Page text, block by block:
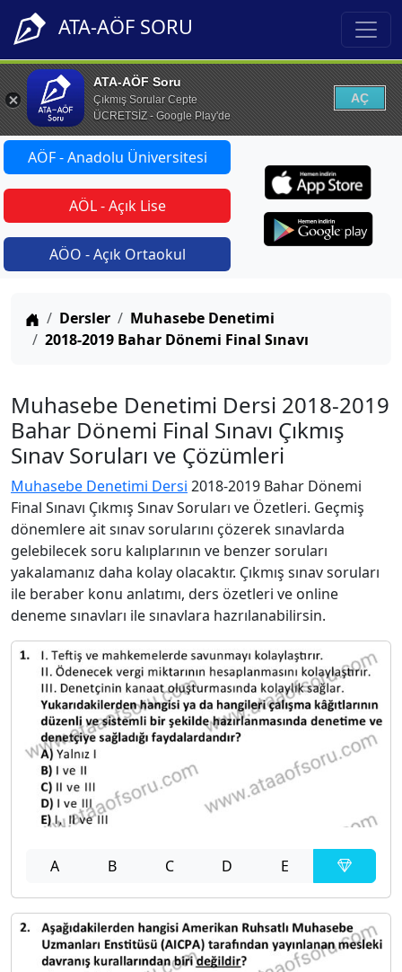
ATA-AÖF SORU
ATA-AÖF Soru
Çıkmış Sorular Cepte
ÜCRETSİZ - Google Play'de
AÇ
AÖF - Anadolu Üniversitesi
AÖL - Açık Lise
AÖO - Açık Ortaokul
Anasayfa
Dersler
Muhasebe Denetimi
2018-2019 Bahar Dönemi Final Sınavı
Muhasebe Denetimi Dersi 2018-2019
Bahar Dönemi Final Sınavı Çıkmış
Sınav Soruları ve Çözümleri
Muhasebe Denetimi Dersi 2018-2019 Bahar Dönemi
Final Sınavı Çıkmış Sınav Soruları ve Özetleri. Geçmiş
dönemlere ait sınav sorularını çözerek sınavlarda
gelebilecek soru kalıplarının ve benzer soruları
yakalamanız daha kolay olacaktır. Çıkmış sınav soruları
ile beraber konu anlatımı, ders özetleri ve online
deneme sınavları ile sınavlara hazrılanabilirsin.
A B C D E